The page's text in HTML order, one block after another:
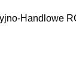
Handlowe